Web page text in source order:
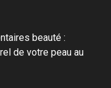
beauté :
de votre peau au